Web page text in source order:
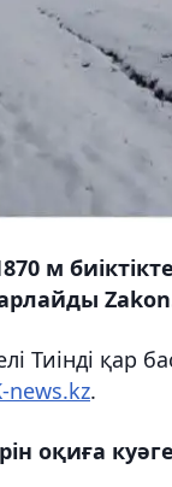
м
Тиінді қар
news.kz.
оқиға